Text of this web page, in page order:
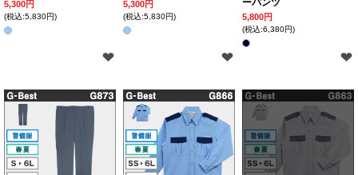
5,300円
(税込:5,830円)
5,300円
(税込:5,830円)
ーパンツ
5,800円
(税込:6,380円)